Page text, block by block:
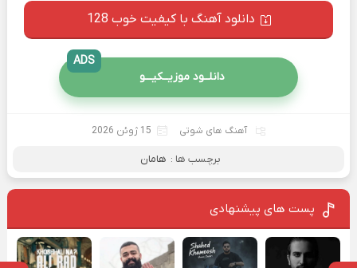
دانلود آهنگ با کیفیت خوب 128
دانلــود موزیــکیـــو
ADS
آهنگ های شوتی 15 ژوئن 2026
برچسب ها : هامان
پست های پیشنهادی